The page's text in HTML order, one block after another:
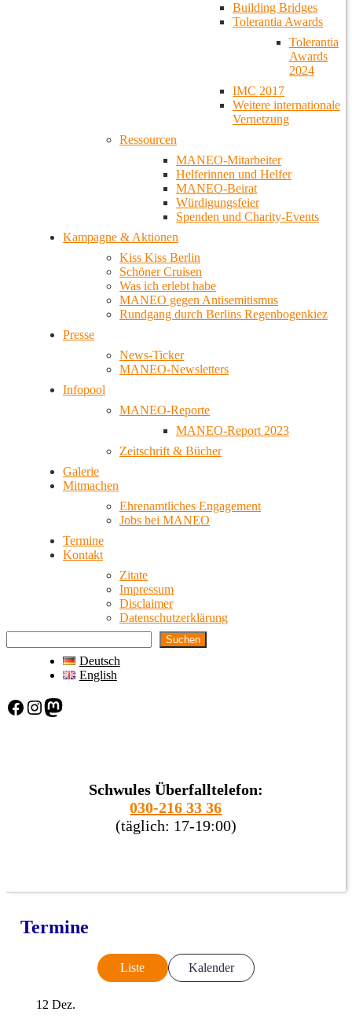
Building Bridges
Tolerantia Awards
Tolerantia
Awards
2024
IMC 2017
Weitere internationale
Vernetzung
Ressourcen
MANEO-Mitarbeiter
Helferinnen und Helfer
MANEO-Beirat
Würdigungsfeier
Spenden und Charity-Events
Kampagne & Aktionen
Kiss Kiss Berlin
Schöner Cruisen
Was ich erlebt habe
MANEO gegen Antisemitismus
Rundgang durch Berlins Regenbogenkiez
Presse
News-Ticker
MANEO-Newsletters
Infopool
MANEO-Reporte
MANEO-Report 2023
Zeitschrift & Bücher
Galerie
Mitmachen
Ehrenamtliches Engagement
Jobs bei MANEO
Termine
Kontakt
Zitate
Impressum
Disclaimer
Datenschutzerklärung
Suchen
Deutsch
English
Facebook Instagram Mastodon
Schwules Überfalltelefon:
030-216 33 36
(täglich: 17-19:00)
Termine
Liste Kalender
12 Dez.